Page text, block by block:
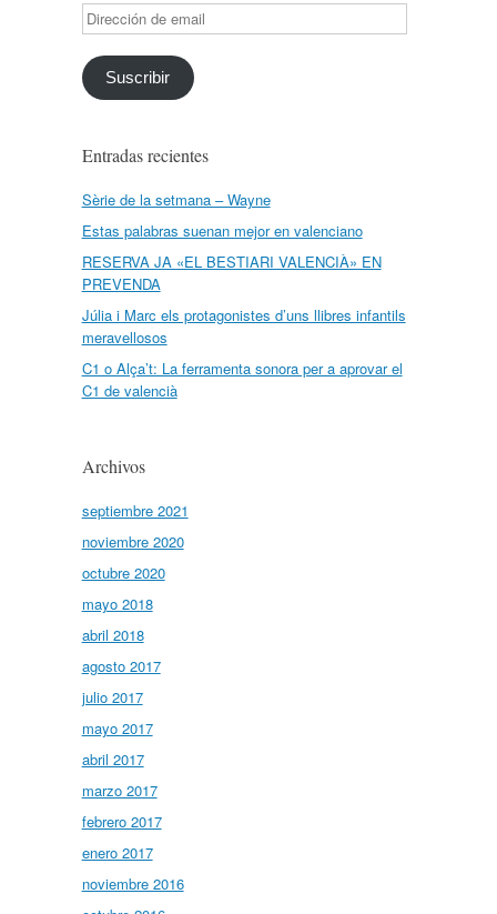
Dirección
de
email
Suscribir
Entradas recientes
Sèrie de la setmana – Wayne
Estas palabras suenan mejor en valenciano
RESERVA JA «EL BESTIARI VALENCIÀ» EN
PREVENDA
Júlia i Marc els protagonistes d’uns llibres infantils
meravellosos
C1 o Alça’t: La ferramenta sonora per a aprovar el
C1 de valencià
Archivos
septiembre 2021
noviembre 2020
octubre 2020
mayo 2018
abril 2018
agosto 2017
julio 2017
mayo 2017
abril 2017
marzo 2017
febrero 2017
enero 2017
noviembre 2016